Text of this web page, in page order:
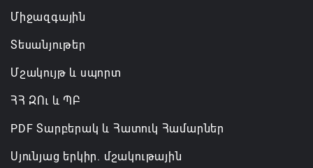
Միջազգային
Տեսանյութեր
Մշակույթ և սպորտ
ՀՀ ԶՈւ և ՊԲ
PDF Տարբերակ և Հատուկ Համարներ
Սյունյաց երկիր. մշակութային